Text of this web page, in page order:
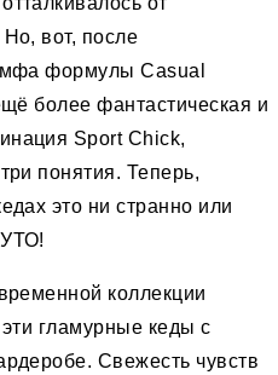
вот, после
формулы Casual
более фантастическая и
Sport Chick,
понятия. Теперь,
это ни странно или
коллекции
эти гламурные кеды с
Свежесть чувств